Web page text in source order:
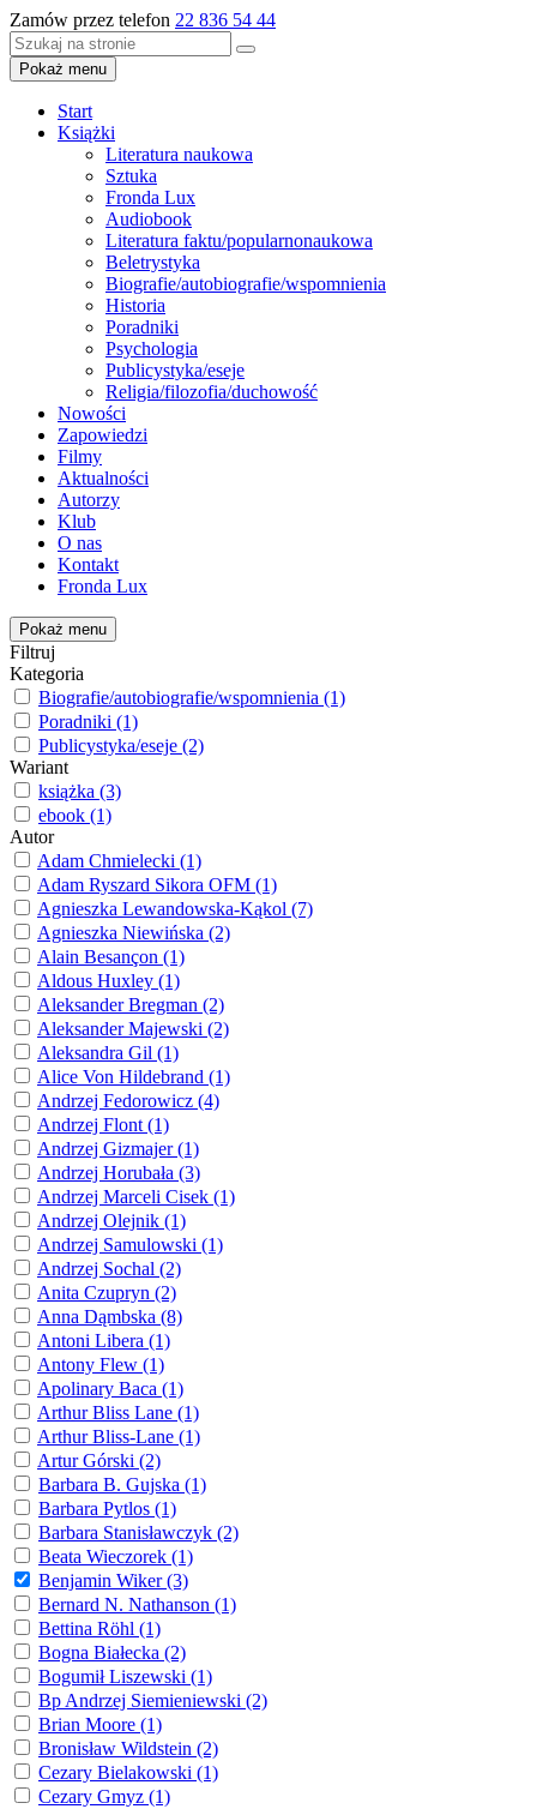
Zamów przez telefon 22 836 54 44
Pokaż menu
Start
Książki
Literatura naukowa
Sztuka
Fronda Lux
Audiobook
Literatura faktu/popularnonaukowa
Beletrystyka
Biografie/autobiografie/wspomnienia
Historia
Poradniki
Psychologia
Publicystyka/eseje
Religia/filozofia/duchowość
Nowości
Zapowiedzi
Filmy
Aktualności
Autorzy
Klub
O nas
Kontakt
Fronda Lux
Pokaż menu
Filtruj
Kategoria
Biografie/autobiografie/wspomnienia (1)
Poradniki (1)
Publicystyka/eseje (2)
Wariant
książka (3)
ebook (1)
Autor
Adam Chmielecki (1)
Adam Ryszard Sikora OFM (1)
Agnieszka Lewandowska-Kąkol (7)
Agnieszka Niewińska (2)
Alain Besançon (1)
Aldous Huxley (1)
Aleksander Bregman (2)
Aleksander Majewski (2)
Aleksandra Gil (1)
Alice Von Hildebrand (1)
Andrzej Fedorowicz (4)
Andrzej Flont (1)
Andrzej Gizmajer (1)
Andrzej Horubała (3)
Andrzej Marceli Cisek (1)
Andrzej Olejnik (1)
Andrzej Samulowski (1)
Andrzej Sochal (2)
Anita Czupryn (2)
Anna Dąmbska (8)
Antoni Libera (1)
Antony Flew (1)
Apolinary Baca (1)
Arthur Bliss Lane (1)
Arthur Bliss-Lane (1)
Artur Górski (2)
Barbara B. Gujska (1)
Barbara Pytlos (1)
Barbara Stanisławczyk (2)
Beata Wieczorek (1)
Benjamin Wiker (3)
Bernard N. Nathanson (1)
Bettina Röhl (1)
Bogna Białecka (2)
Bogumił Liszewski (1)
Bp Andrzej Siemieniewski (2)
Brian Moore (1)
Bronisław Wildstein (2)
Cezary Bielakowski (1)
Cezary Gmyz (1)